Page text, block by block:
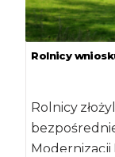
Rolnicy
Rolnicy
Modernizacji